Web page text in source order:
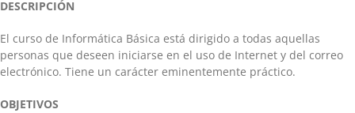
DESCRIPCIÓN
El curso de Informática Básica está dirigido a todas aquellas
personas que deseen iniciarse en el uso de Internet y del correo
electrónico. Tiene un carácter eminentemente práctico.
OBJETIVOS